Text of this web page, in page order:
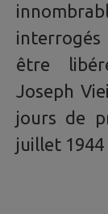
être
Joseph
jours de
juillet 1944